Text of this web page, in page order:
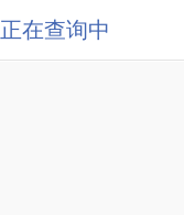
正在查询中